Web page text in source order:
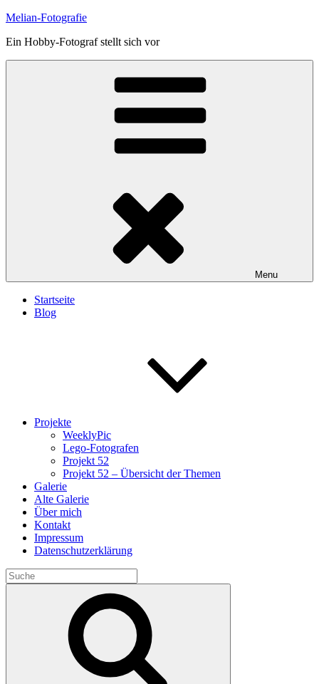
Skip
content
Melian-Fotografie
Ein Hobby-Fotograf stellt sich vor
Menu
Startseite
Blog
Projekte
WeeklyPic
Lego-Fotografen
Projekt 52
Projekt 52 – Übersicht der Themen
Galerie
Alte Galerie
Über mich
Kontakt
Impressum
Datenschutzerklärung
Search
for: